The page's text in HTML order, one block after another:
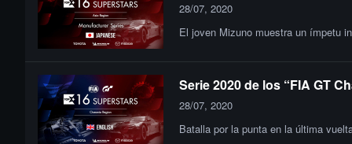
28/07, 2020
El joven Mizuno muestra un ímpetu
Serie 2020 de los “FIA GT
28/07, 2020
Batalla por la punta en la última